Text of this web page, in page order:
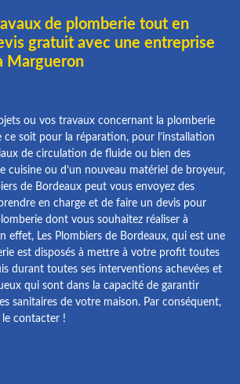
de plomberie tout en
gratuit avec une entreprise
Margueron
ou vos travaux concernant la plomberie
ce soit pour la réparation, pour l’installation
de circulation de fluide ou bien des
cuisine ou d’un nouveau matériel de broyeur,
de Bordeaux peut vous envoyez des
en charge et de faire un devis pour
dont vous souhaitez réaliser à
effet, Les Plombiers de Bordeaux, qui est une
est disposés à mettre à votre profit toutes
durant toutes ses interventions achevées et
qui sont dans la capacité de garantir
sanitaires de votre maison. Par conséquent,
contacter !